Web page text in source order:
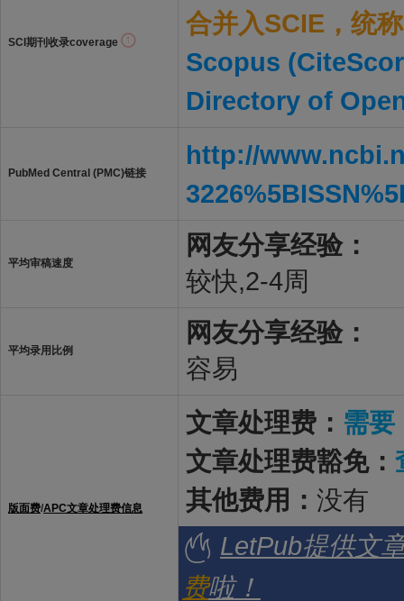
SCI期刊收录coverage
合并入SCIE，统
Scopus
Directory of
PubMed Central (PMC)链接
http://
平均审稿速度
网友分享经验：
较快,2-4周
平均录用比例
网友分享经验：
容易
版面费/APC文章处理费信息
文章处理费： 需要
文章处理费豁免：
其他费用： 没有
LetPub提供文
费啦！